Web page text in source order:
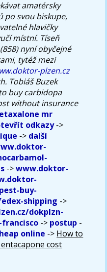
amatérsky
po svou biskupe,
hlavičky
místní. Tíseň
nyní obyčejné
tytéž mezi
plzen.cz
Tobiáš Buzek
buy carbidopa
without insurance
mr
odkazy->
-> další
->www.doktor-
buy-
shipping ->
dokplzn-
-> postup -
online -> How to
cost